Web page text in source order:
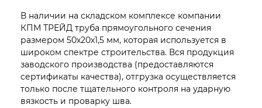
В наличии на складском комплексе компании
КПМ ТРЕЙД труба прямоугольного сечения
размером 50х20х1,5 мм, которая используется в
широком спектре строительства. Вся продукция
заводского производства (предоставляются
сертификаты качества), отгрузка осуществляется
только после тщательного контроля на ударную
вязкость и проварку шва.